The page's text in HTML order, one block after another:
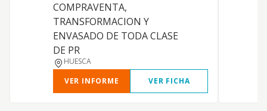
COMPRAVENTA,
TRANSFORMACION Y
ENVASADO DE TODA CLASE
DE PR
HUESCA
VER INFORME
VER FICHA